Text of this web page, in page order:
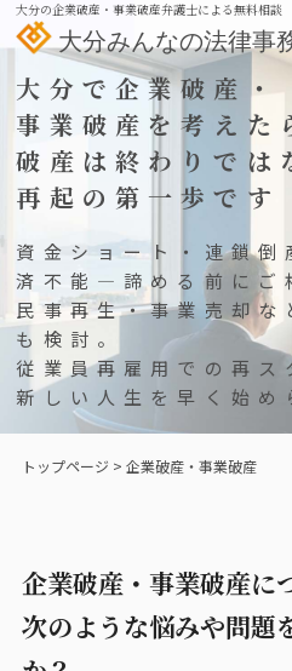
大分の企業破産・事業破産弁護士による無料相談
大分で企業破産・
事業破産を考えた
破産は終わりでは
再起の第一歩です
資金ショート・連鎖
済不能―諦める前にご
民事再生・事業売却
も検討。
従業員再雇用での再
新しい人生を早く始め
大分みんなの法律事
HOME
個人のお客様向け
相続
法人のお客様向け
債権回収
顧問弁護士
残業代請求・賃金不払い（使
用者）
弁護士の選び方
当事務所のご案内
トップページ > 企業破産・事業破産
企業破産・事業破産に
次のような悩みや問題